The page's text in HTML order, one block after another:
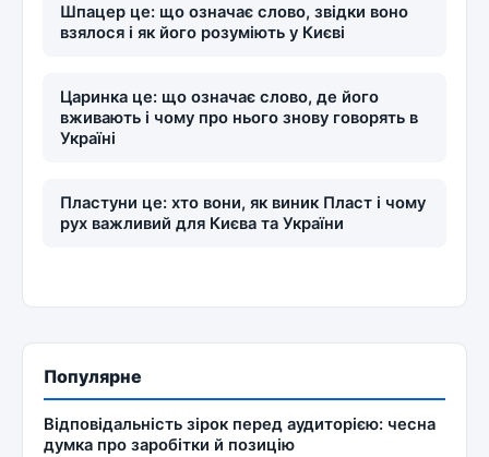
Шпацер це: що означає слово, звідки воно
взялося і як його розуміють у Києві
Царинка це: що означає слово, де його
вживають і чому про нього знову говорять в
Україні
Пластуни це: хто вони, як виник Пласт і чому
рух важливий для Києва та України
Популярне
Відповідальність зірок перед аудиторією: чесна
думка про заробітки й позицію